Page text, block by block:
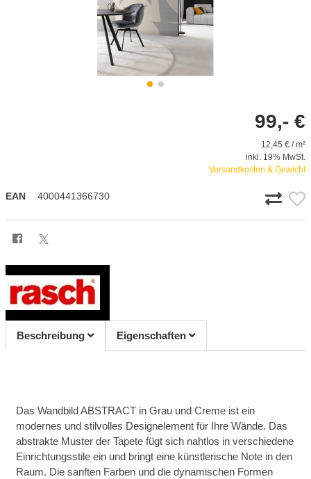
99,- €
12,45 € / m²
inkl. 19% MwSt.
Versandkosten & Gewicht
EAN 4000441366730
Beschreibung Eigenschaften
Das Wandbild ABSTRACT in Grau und Creme ist ein
modernes und stilvolles Designelement für Ihre Wände. Das
abstrakte Muster der Tapete fügt sich nahtlos in verschiedene
Einrichtungsstile ein und bringt eine künstlerische Note in den
Raum. Die sanften Farben und die dynamischen Formen